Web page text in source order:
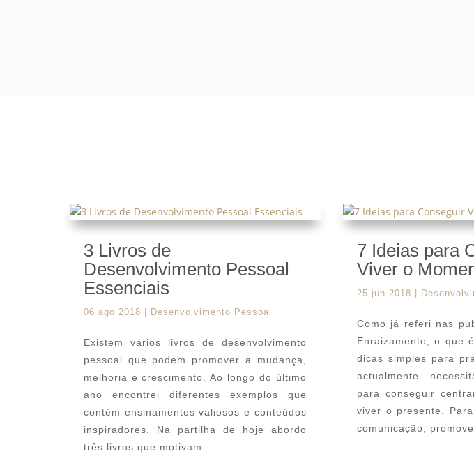
3 Livros de
Desenvolvimento Pessoal
Essenciais
06 ago 2018 Desenvolvimento Pessoal
Existem vários livros de desenvolvimento
pessoal que podem promover a mudança,
melhoria e crescimento. Ao longo do último
ano encontrei diferentes exemplos que
contém ensinamentos valiosos e conteúdos
inspiradores. Na partilha de hoje abordo
três livros que motivam...
7 Ideias para
Viver o
25 jun 2018
Como já referi nas
Enraizamento, o que
dicas simples para
actualmente
para conseguir
viver o presente.
comunicação,